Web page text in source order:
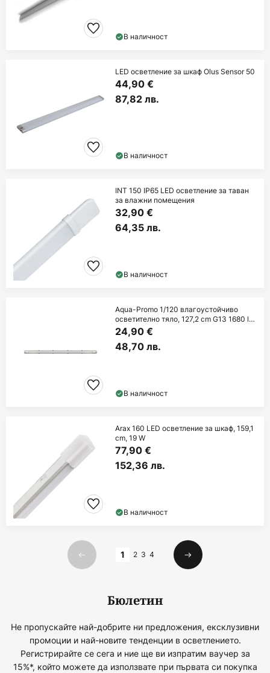
В наличност
LED осветление за шкаф Olus Sensor 50
44,90 €
87,82 лв.
В наличност
INT 150 IP65 LED осветление за таван
за влажни помещения
32,90 €
64,35 лв.
В наличност
Aqua-Promo 1/120 влагоустойчиво
осветително тяло, 127,2 cm G13 1680 lm
840
24,90 €
48,70 лв.
В наличност
Arax 160 LED осветление за шкаф, 159,1
cm, 19 W
77,90 €
152,36 лв.
В наличност
Предишна
1 2 3 4
Следваща
Бюлетин
Не пропускайте най-добрите ни предложения, ексклузивни
промоции и най-новите тенденции в осветлението.
Регистрирайте се сега и ние ще ви изпратим ваучер за
15%*, който можете да използвате при първата си покупка